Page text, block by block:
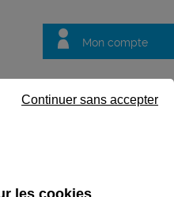
Mon compte
questions
les cookies
Continuer sans accepter